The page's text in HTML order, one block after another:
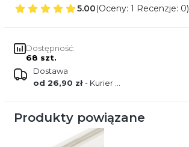
5.00(Oceny: 1 Recenzje: 0)
Dostępność:
68 szt.
Dostawa
od 26,90 zł- Kurier GLS Poland
Produkty powiązane